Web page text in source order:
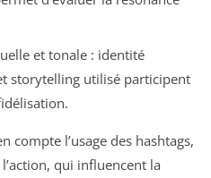
et tonale : identité
storytelling utilisé participent
compte l’usage des hashtags,
qui influencent la